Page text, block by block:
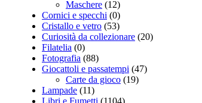
Maschere (12)
Cornici e specchi (0)
Cristallo e vetro (53)
Curiosità da collezionare (20)
Filatelia (0)
Fotografia (88)
Giocattoli e passatempi (47)
Carte da gioco (19)
Lampade (11)
Libri e Fumetti (1104)